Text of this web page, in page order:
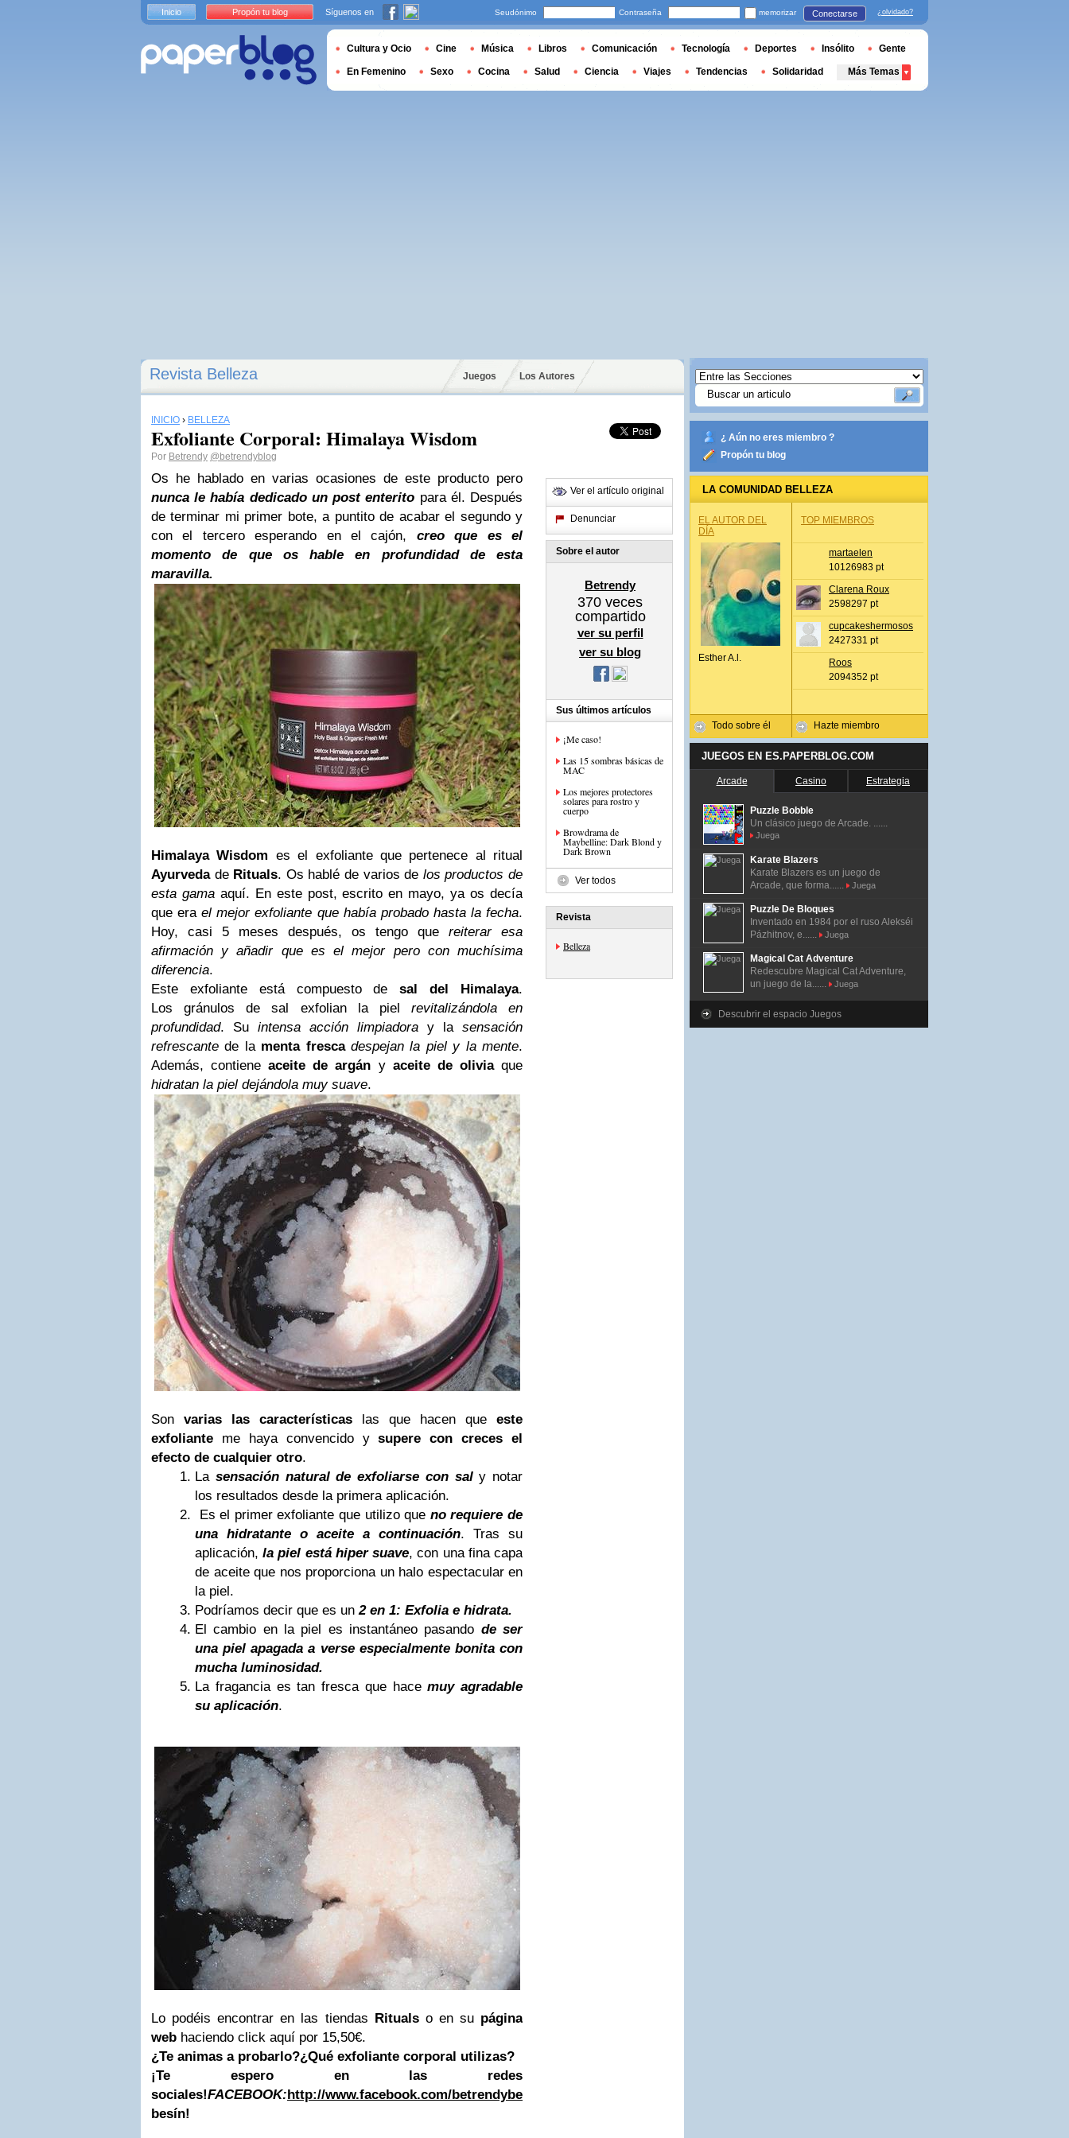
Revista Belleza Juegos Los Autores
INICIO › BELLEZA
Exfoliante Corporal: Himalaya Wisdom
Por Betrendy @betrendyblog
Os he hablado en varias ocasiones de este producto pero
nunca le había dedicado un post enterito para él. Después
de terminar mi primer bote, a puntito de acabar el segundo y
con el tercero esperando en el cajón, creo que es el
momento de que os hable en profundidad de esta
maravilla.
Himalaya Wisdom es el exfoliante que pertenece al ritual
Ayurvedade Rituals. Os hablé de varios de los productos de
esta gamaaquí. En este post, escrito en mayo, ya os decía
que erael mejor exfoliante que había probado hasta la fecha.
Hoy, casi 5 meses después, os tengo que reiterar esa
afirmación y añadir que es el mejor pero con muchísima
diferencia.
Este exfoliante está compuesto desal del Himalaya.
Los gránulos de sal exfolian la piel revitalizándola en
profundidad. Su intensa acción limpiadora y la sensación
refrescantede la menta fresca despejan la piel y la mente.
Además, contieneaceite de argán y aceite de oliviaque
hidratan la piel dejándola muy suave.
Son varias las características las que hacen que este
exfoliante me haya convencido ysupere con creces el
efecto de cualquier otro.
La sensación natural de exfoliarse con saly notar
los resultados desde la primera aplicación.
Es el primer exfoliante que utilizo que no requiere de
una hidratante o aceite a continuación. Tras su
aplicación,la piel está hiper suave, con una fina capa
de aceite que nos proporciona un halo espectacular en
la piel.
Podríamos decir que es un2 en 1: Exfolia e hidrata.
El cambio en la piel es instantáneo pasando de ser
una piel apagada a verse especialmente bonita con
mucha luminosidad.
La fragancia es tan fresca que hacemuy agradable
su aplicación.
Lo podéis encontrar en las tiendas Ritualso en su página
web haciendo click aquí por 15,50€.
¿Te animas a probarlo?¿Qué exfoliante corporal utilizas?
¡Te espero en las redes
sociales!FACEBOOK:http://www.facebook.com/betrendybetrendybetrendy
besín!
Ver el artículo original
Denunciar
Sobre el autor
Betrendy
370 veces
compartido
ver su perfil
ver su blog
Sus últimos artículos
¡Me caso!
Las 15 sombras básicas de
MAC
Los mejores protectores
solares para rostro y
cuerpo
Browdrama de
Maybelline: Dark Blond y
Dark Brown
Ver todos
Revista
Belleza
¿ Aún no eres miembro ?
Propón tu blog
LA COMUNIDAD BELLEZA
EL AUTOR DEL
DÍA
Esther A.l.
Todo sobre él
TOP MIEMBROS
martaelen
10126983 pt
Clarena Roux
2598297 pt
cupcakeshermosos
2427331 pt
Roos
2094352 pt
Hazte miembro
JUEGOS EN ES.PAPERBLOG.COM
Arcade Casino Estrategia
Puzzle Bobble
Un clásico juego de Arcade. ......
Juega
Karate Blazers
Karate Blazers es un juego de
Arcade, que forma......
Juega
Puzzle De Bloques
Inventado en 1984 por el ruso Alekséi
Pázhitnov, e......
Juega
Magical Cat Adventure
Redescubre Magical Cat Adventure,
un juego de la......
Juega
Descubrir el espacio Juegos
Inicio Propón tu blog Síguenos en Seudónimo Contraseña memorizar Conectarse ¿olvidado?
Cultura y Ocio Cine Música Libros Comunicación Tecnología Deportes Insólito Gente
En Femenino Sexo Cocina Salud Ciencia Viajes Tendencias Solidaridad Más Temas